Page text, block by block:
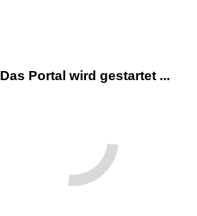
Das Portal wird gestartet ...